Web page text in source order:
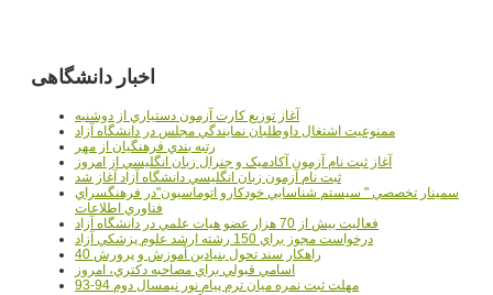
اخبار دانشگاهی
آغاز توزيع کارت آزمون دستياري از دوشنبه
ممنوعيت اشتغال داوطلبان نمايندگي مجلس در دانشگاه آزاد
رتبه بندي فرهنگيان از مهر
آغاز ثبت نام آزمون آکادميک و جنرال زبان انگليسي از امروز
ثبت نام آزمون زبان انگليسي دانشگاه آزاد آغاز شد
سمينار تخصصي " سيستم شناسايي خودکارو اتوماسيون"در فرهنگسراي
فناوري اطلاعات
فعاليت بيش از 70 هزار عضو هيات علمي در دانشگاه آزاد
درخواست مجوز براي 150 رشته ارشد علوم پزشکي آزاد
40 راهکار سند تحول بنيادين آموزش و پرورش
اسامي قبولي براي مصاحبه دکتري، امروز
مهلت ثبت نمره میان ترم پیام نور نیمسال دوم 94-93